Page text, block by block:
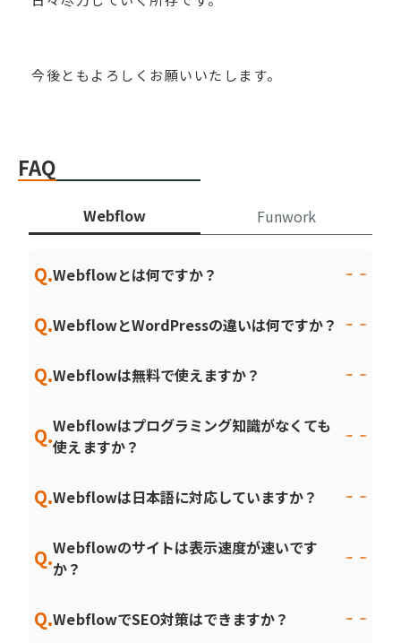
今後ともよろしくお願いいたします。
FAQ
Webflow Funwork
Q.Webflowとは何ですか？
Q.WebflowとWordPressの違いは何ですか？
Q.Webflowは無料で使えますか？
Q.Webflowはプログラミング知識がなくても
使えますか？
Q.Webflowは日本語に対応していますか？
Q.Webflowのサイトは表示速度が速いです
か？
Q.WebflowでSEO対策はできますか？